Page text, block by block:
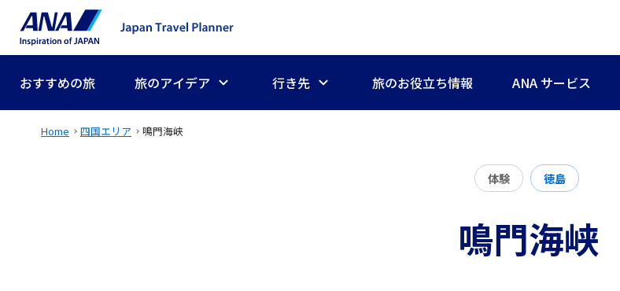
おすすめの旅 旅のアイデア 行き先 旅のお役立ち情報 ANA サービス
Home 四国エリア 鳴門海峡
体験 徳島
鳴門海峡